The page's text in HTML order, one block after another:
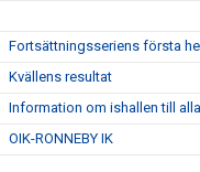
Fortsättningsseriens första
Kvällens resultat
Information om ishallen till
OIK-RONNEBY IK